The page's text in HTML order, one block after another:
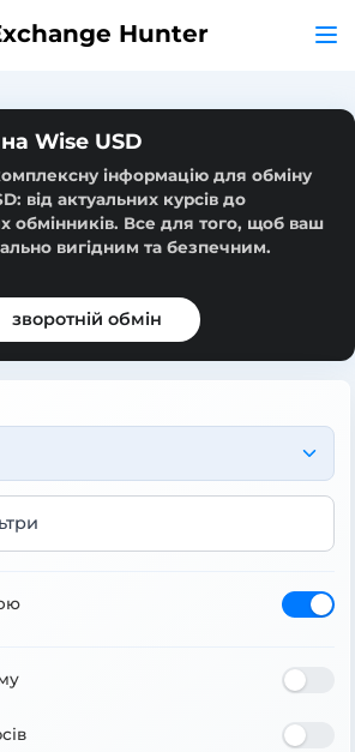
Hunter
Wise USD
інформацію для обміну
від актуальних курсів до
обмінників. Все для того, щоб ваш
вигідним та безпечним.
зворотній обмін